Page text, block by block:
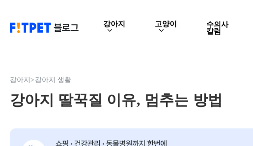
강아지 고양이
수의사
칼럼
강아지> 강아지 생활
강아지 딸꾹질 이유, 멈추는 방법